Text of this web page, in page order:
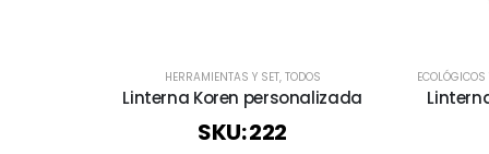
HERRAMIENTAS Y SET, TODOS
Linterna Koren personalizada
SKU: 222